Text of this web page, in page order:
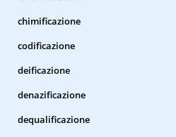
chimificazione
codificazione
deificazione
denazificazione
dequalificazione